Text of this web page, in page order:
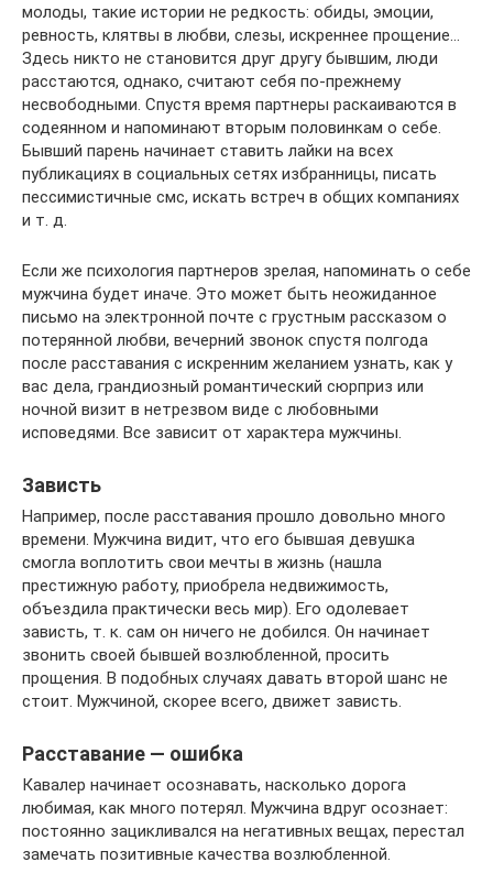
молоды, такие истории не редкость: обиды, эмоции,
ревность, клятвы в любви, слезы, искреннее прощение…
Здесь никто не становится друг другу бывшим, люди
расстаются, однако, считают себя по-прежнему
несвободными. Спустя время партнеры раскаиваются в
содеянном и напоминают вторым половинкам о себе.
Бывший парень начинает ставить лайки на всех
публикациях в социальных сетях избранницы, писать
пессимистичные смс, искать встреч в общих компаниях
и т. д.
Если же психология партнеров зрелая, напоминать о себе
мужчина будет иначе. Это может быть неожиданное
письмо на электронной почте с грустным рассказом о
потерянной любви, вечерний звонок спустя полгода
после расставания с искренним желанием узнать, как у
вас дела, грандиозный романтический сюрприз или
ночной визит в нетрезвом виде с любовными
исповедями. Все зависит от характера мужчины.
Зависть
Например, после расставания прошло довольно много
времени. Мужчина видит, что его бывшая девушка
смогла воплотить свои мечты в жизнь (нашла
престижную работу, приобрела недвижимость,
объездила практически весь мир). Его одолевает
зависть, т. к. сам он ничего не добился. Он начинает
звонить своей бывшей возлюбленной, просить
прощения. В подобных случаях давать второй шанс не
стоит. Мужчиной, скорее всего, движет зависть.
Расставание — ошибка
Кавалер начинает осознавать, насколько дорога
любимая, как много потерял. Мужчина вдруг осознает:
постоянно зацикливался на негативных вещах, перестал
замечать позитивные качества возлюбленной.